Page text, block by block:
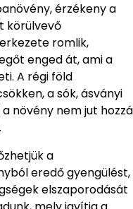
érzékeny a
körülvevő
romlik,
enged át, ami a
A régi föld
a sók, ásványi
növény nem jut hozzá
a
eredő gyengülést,
elszaporodását